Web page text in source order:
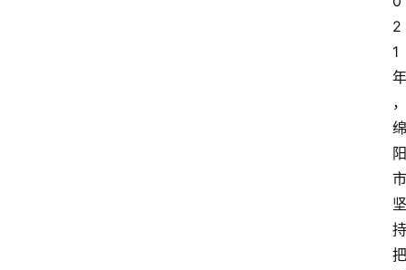
2
1
年
，
绵
阳
市
坚
持
把